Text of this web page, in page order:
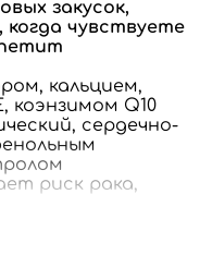
закусок,
чувствуете
кальцием,
коэнзимом Q10
сердечно-
риск рака,
по